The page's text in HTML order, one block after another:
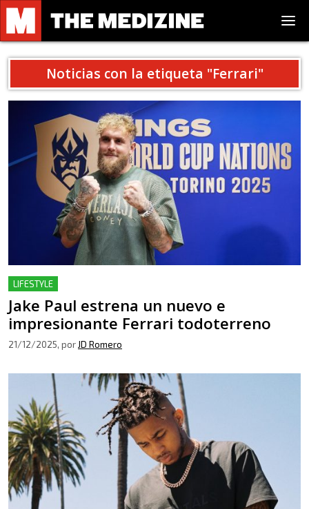
Noticias con la etiqueta "Ferrari"
LIFESTYLE
Jake Paul estrena un nuevo e
impresionante Ferrari todoterreno
21/12/2025, por JD Romero